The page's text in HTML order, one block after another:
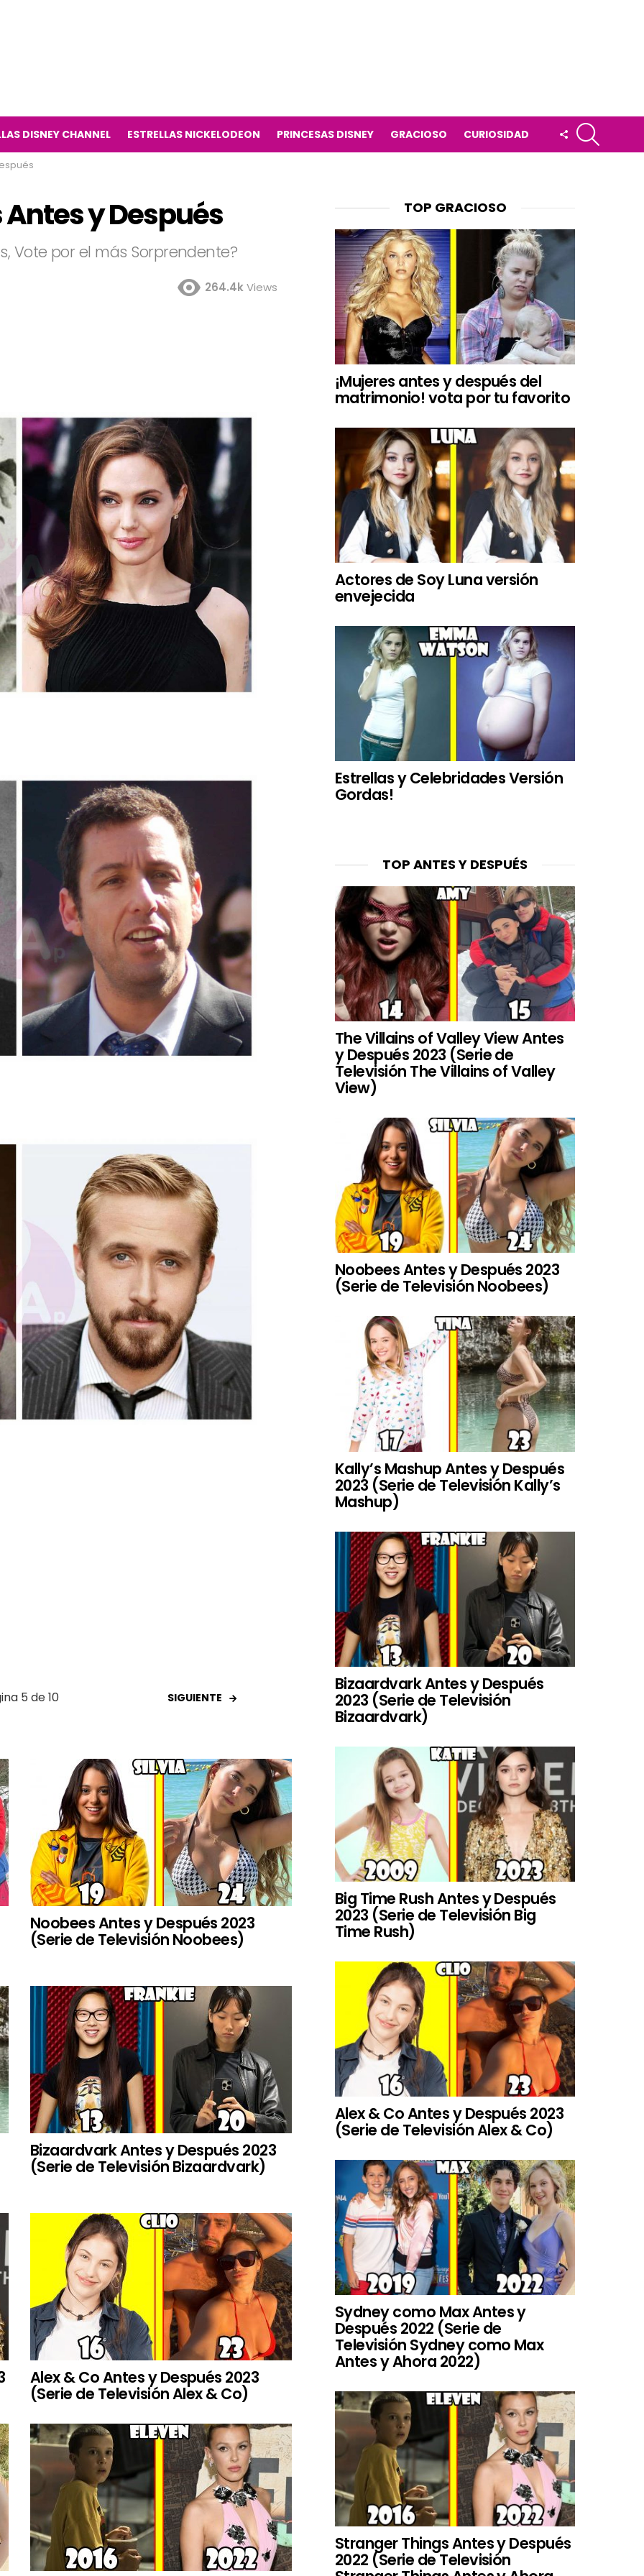
DISNEY CHANNEL ESTRELLAS NICKELODEON PRINCESAS DISNEY GRACIOSO CURIOSIDAD
FOLLOW
US
y Después
Vote por el más Sorprendente?
264.4kViews
5 de 10 SIGUIENTE
Noobees Antes y Después 2023
(Serie de Televisión Noobees)
Bizaardvark Antes y Después 2023
(Serie de Televisión Bizaardvark)
Alex & Co Antes y Después 2023
(Serie de Televisión Alex & Co)
TOP GRACIOSO
¡Mujeres antes y después del
matrimonio! vota por tu favorito
Actores de Soy Luna versión
envejecida
Estrellas y Celebridades Versión
Gordas!
TOP ANTES Y DESPUÉS
The Villains of Valley View Antes
y Después 2023 (Serie de
Televisión The Villains of Valley
View)
Noobees Antes y Después 2023
(Serie de Televisión Noobees)
Kally’s Mashup Antes y Después
2023 (Serie de Televisión Kally’s
Mashup)
Bizaardvark Antes y Después
2023 (Serie de Televisión
Bizaardvark)
Big Time Rush Antes y Después
2023 (Serie de Televisión Big
Time Rush)
Alex & Co Antes y Después 2023
(Serie de Televisión Alex & Co)
Sydney como Max Antes y
Después 2022 (Serie de
Televisión Sydney como Max
Antes y Ahora 2022)
Stranger Things Antes y Después
2022 (Serie de Televisión